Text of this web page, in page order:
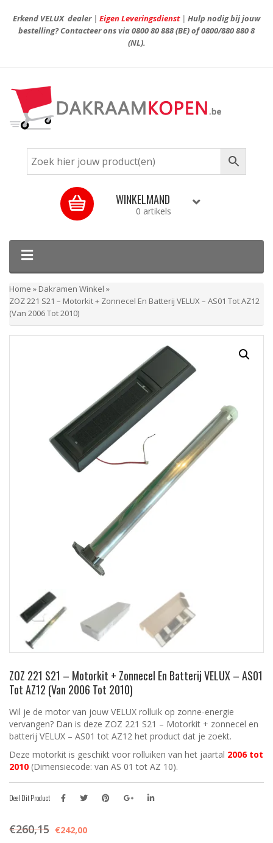
Erkend VELUX dealer| Eigen Leveringsdienst| Hulp nodig bij jouw
bestelling? Contacteer ons via0800 80 888(BE) of0800/880 880 8
(NL).
WINKELMAND
0 artikels
Home » Dakramen Winkel »
ZOZ 221 S21 – Motorkit + Zonnecel En Batterij VELUX – AS01 Tot AZ12
(Van 2006 Tot 2010)
ZOZ 221 S21 – Motorkit + Zonnecel En Batterij VELUX – AS01
Tot AZ12 (Van 2006 Tot 2010)
Wil je de motor van jouw VELUX rolluik op zonne-energie
vervangen? Dan is deze ZOZ 221 S21 – Motorkit + zonnecel en
batterij VELUX – AS01 tot AZ12 het product dat je zoekt.
Deze motorkit is geschikt voor rolluiken van het jaartal 2006 tot
2010 (Dimensiecode: van AS 01 tot AZ 10).
Deel Dit Product
€260,15 €242,00